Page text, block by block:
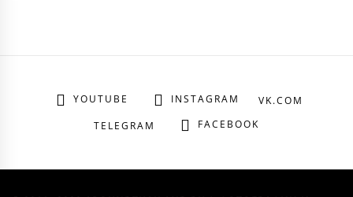
YOUTUBE INSTAGRAM
VK.COM
TELEGRAM
FACEBOOK